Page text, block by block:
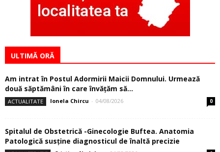
ULTIMĂ ORĂ
Am intrat în Postul Adormirii Maicii Domnului. Urmează
două săptămâni în care învăţăm să...
ACTUALITATE Ionela Chircu - 04/08/2026 0
Spitalul de Obstetrică -Ginecologie Buftea. Anatomia
Patologică susţine diagnosticul de înaltă precizie